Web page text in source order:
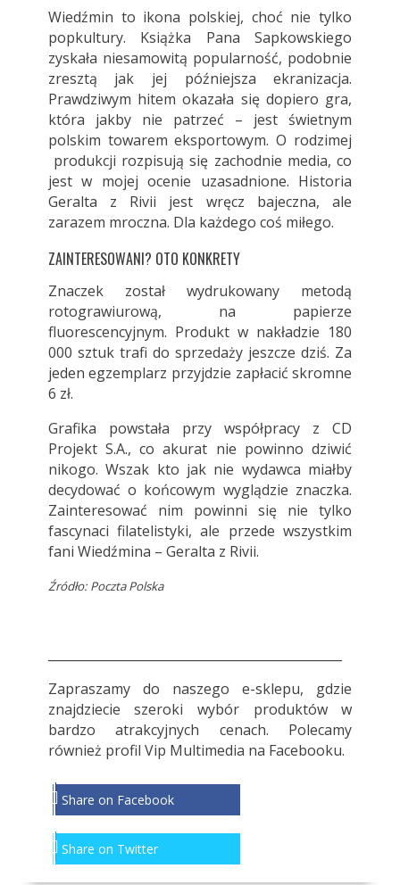
Wiedźmin to ikona polskiej, choć nie tylko
popkultury. Książka Pana Sapkowskiego
zyskała niesamowitą popularność, podobnie
zresztą jak jej późniejsza ekranizacja.
Prawdziwym hitem okazała się dopiero gra,
która jakby nie patrzeć – jest świetnym
polskim towarem eksportowym. O rodzimej
produkcji rozpisują się zachodnie media, co
jest w mojej ocenie uzasadnione. Historia
Geralta z Rivii jest wręcz bajeczna, ale
zarazem mroczna. Dla każdego coś miłego.
ZAINTERESOWANI? OTO KONKRETY
Znaczek został wydrukowany metodą
rotograwiurową, na papierze
fluorescencyjnym. Produkt w nakładzie 180
000 sztuk trafi do sprzedaży jeszcze dziś. Za
jeden egzemplarz przyjdzie zapłacić skromne
6 zł.
Grafika powstała przy współpracy z CD
Projekt S.A., co akurat nie powinno dziwić
nikogo. Wszak kto jak nie wydawca miałby
decydować o końcowym wyglądzie znaczka.
Zainteresować nim powinni się nie tylko
fascynaci filatelistyki, ale przede wszystkim
fani Wiedźmina – Geralta z Rivii.
Źródło: Poczta Polska
Zapraszamy do naszego e-sklepu, gdzie
znajdziecie szeroki wybór produktów w
bardzo atrakcyjnych cenach. Polecamy
również profil Vip Multimedia na Facebooku.
Share on Facebook
Share on Twitter